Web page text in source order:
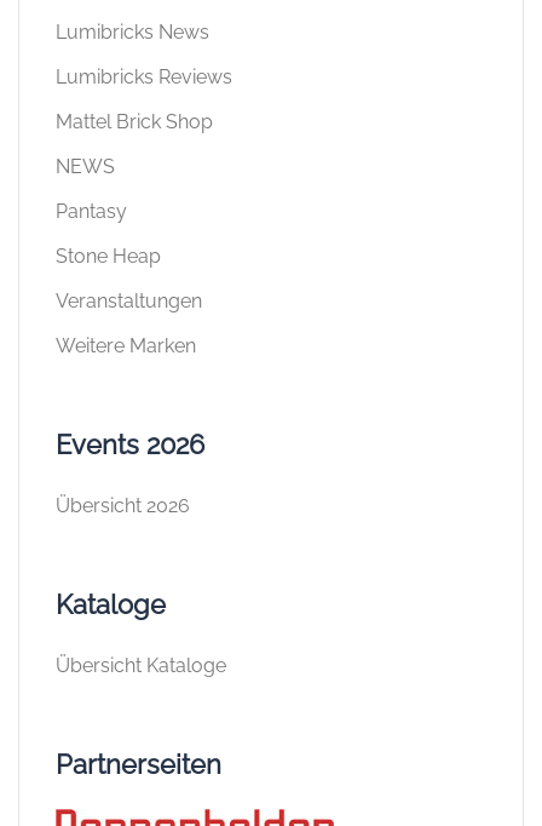
Lumibricks News
Lumibricks Reviews
Mattel Brick Shop
NEWS
Pantasy
Stone Heap
Veranstaltungen
Weitere Marken
Events 2026
Übersicht 2026
Kataloge
Übersicht Kataloge
Partnerseiten